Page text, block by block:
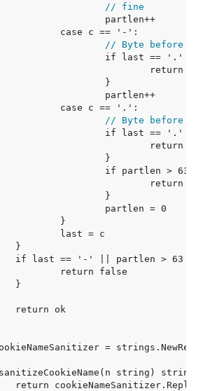
// fine
// Byte before
// Byte before